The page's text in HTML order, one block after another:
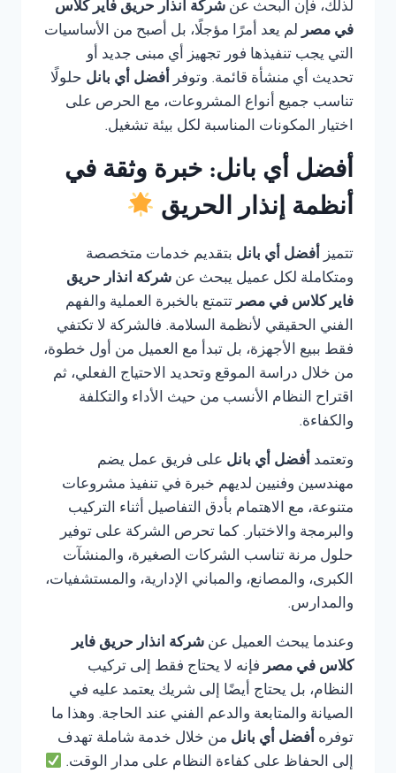
لذلك، فإن البحث عن شركة انذار حريق فاير كلاس
في مصر لم يعد أمرًا مؤجلًا، بل أصبح من الأساسيات
التي يجب تنفيذها فور تجهيز أي مبنى جديد أو
تحديث أي منشأة قائمة. وتوفر أفضل أي بانل حلولًا
تناسب جميع أنواع المشروعات، مع الحرص على
اختيار المكونات المناسبة لكل بيئة تشغيل.
أفضل أي بانل: خبرة وثقة في
أنظمة إنذار الحريق
تتميز أفضل أي بانل بتقديم خدمات متخصصة
ومتكاملة لكل عميل يبحث عن شركة انذار حريق
فاير كلاس في مصر تتمتع بالخبرة العملية والفهم
الفني الحقيقي لأنظمة السلامة. فالشركة لا تكتفي
فقط ببيع الأجهزة، بل تبدأ مع العميل من أول خطوة،
من خلال دراسة الموقع وتحديد الاحتياج الفعلي، ثم
اقتراح النظام الأنسب من حيث الأداء والتكلفة
والكفاءة.
وتعتمد أفضل أي بانل على فريق عمل يضم
مهندسين وفنيين لديهم خبرة في تنفيذ مشروعات
متنوعة، مع الاهتمام بأدق التفاصيل أثناء التركيب
والبرمجة والاختبار. كما تحرص الشركة على توفير
حلول مرنة تناسب الشركات الصغيرة، والمنشآت
الكبرى، والمصانع، والمباني الإدارية، والمستشفيات،
والمدارس.
وعندما يبحث العميل عن شركة انذار حريق فاير
كلاس في مصر فإنه لا يحتاج فقط إلى تركيب
النظام، بل يحتاج أيضًا إلى شريك يعتمد عليه في
الصيانة والمتابعة والدعم الفني عند الحاجة. وهذا ما
توفره أفضل أي بانل من خلال خدمة شاملة تهدف
إلى الحفاظ على كفاءة النظام على مدار الوقت.